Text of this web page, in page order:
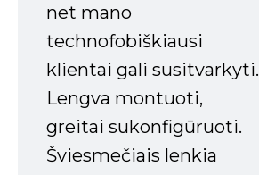
net mano
technofobiškiausi
klientai gali susitvarkyti.
Lengva montuoti,
greitai sukonfigūruoti.
Šviesmečiais lenkia